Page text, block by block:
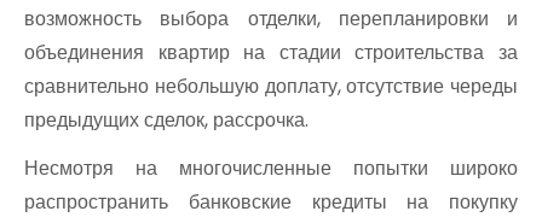
возможность выбора отделки, перепланировки и
объединения квартир на стадии строительства за
сравнительно небольшую доплату, отсутствие череды
предыдущих сделок, рассрочка.
Несмотря на многочисленные попытки широко
распространить банковские кредиты на покупку